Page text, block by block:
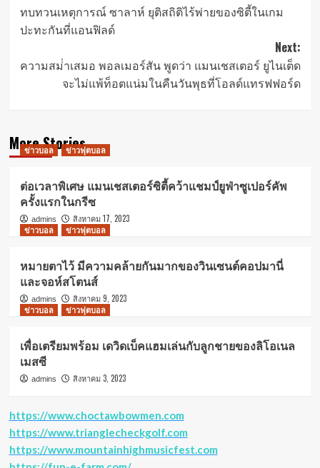
navigation
ทบทวนเหตุการณ์ ซาลาห์ ยุติสถิติไร้พ่ายของซิตี้ในเกม
ปะทะกันที่แอนฟิลด์
Next:
ความสม่ําเสมอ พอลเมอร์สัน พูดว่า แมนเชสเตอร์ ยูไนเต็ด
จะไม่แพ้ท็อตแน่มในคืนวันพุธที่โอลด์แทรฟฟอร์ด
More Stories
ข่าวบอล ข่าวฟุตบอล
ต่อเวลาพิเศษ แมนเชสเตอร์ซิตี้คว้าแชมป์ยูฟ่าซูเปอร์คัพ
ครั้งแรกในกรีซ
admins
สิงหาคม 17, 2023
ข่าวบอล
ข่าวฟุตบอล
หมายตาไว้ มีความคล้ายกันมากของวินเซนต์คอปมานี่
และจอห์สโตนส์
admins
สิงหาคม 9, 2023
ข่าวบอล
ข่าวฟุตบอล
เพื่อเตรียมพร้อม เดวิดเบ็คแฮมเล่นกับลูกชายของลิโอเนล
เมสซี
admins สิงหาคม 3, 2023
https://www.choctawbowmen.com
https://www.trianglecheckgolf.com
https://www.mountainhighmusicfest.com